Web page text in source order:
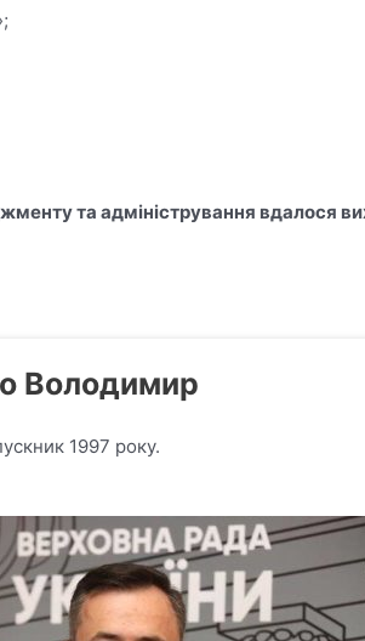
та адміністрування вдалося
Володимир
1997 року.